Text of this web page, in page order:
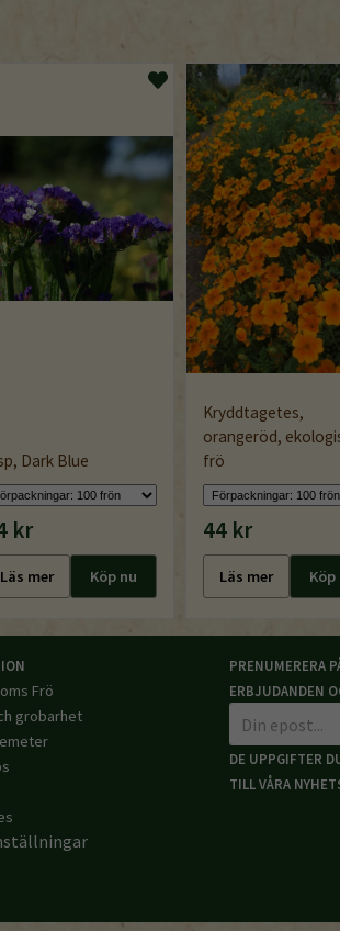
Dark Blue
kr
Läs mer Köp nu
Kryddtagetes,
orangeröd,
frö
44 kr
Läs mer Köp
Frö
grobarhet
PRENUMERERA
ERBJUDANDEN
DE UPPGIFTER
TILL VÅRA